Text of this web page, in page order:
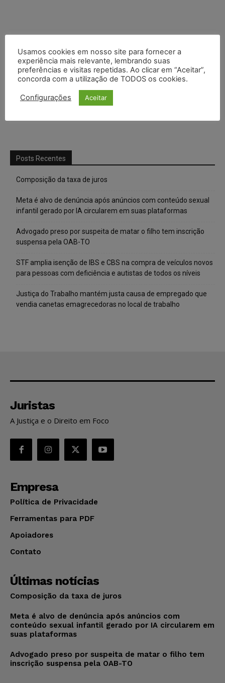
Posts Recentes
Composição da taxa de juros
Meta é alvo de denúncia após anúncios com conteúdo sexual
infantil gerado por IA circularem em suas plataformas
Advogado preso por suspeita de matar o filho tem inscrição
suspensa pela OAB-TO
STF amplia isenção de IBS e CBS na compra de veículos novos
para pessoas com deficiência e autistas de todos os níveis
Justiça do Trabalho mantém justa causa de empregado que
vendia canetas emagrecedoras no local de trabalho
Juristas
A Justiça e o Direito em Foco
Empresa
Política de Privacidade
Ferramentas para PDF
Apoiadores
Contato
Últimas notícias
Composição da taxa de juros
Meta é alvo de denúncia após anúncios com
conteúdo sexual infantil gerado por IA circularem em
suas plataformas
Advogado preso por suspeita de matar o filho tem
inscrição suspensa pela OAB-TO
Usamos cookies em nosso site para fornecer a
experiência mais relevante, lembrando suas
preferências e visitas repetidas. Ao clicar em “Aceitar”,
concorda com a utilização de TODOS os cookies.
Configurações Aceitar